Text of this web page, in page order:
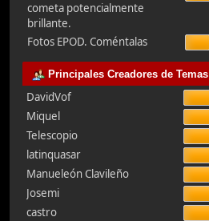
cometa potencialmente
brillante.
Fotos EPOD. Coméntalas
Principales Creadores de Temas
DavidVof
Miquel
Telescopio
latinquasar
Manueleón Clavileño
Josemi
castro